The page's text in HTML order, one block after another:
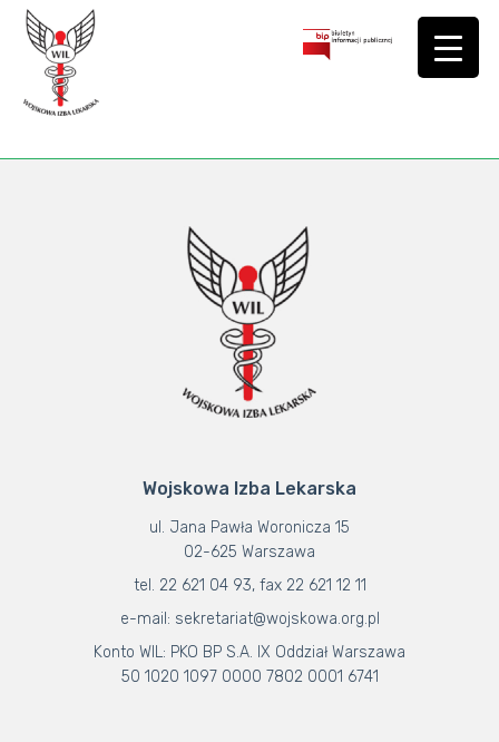
Wojskowa Izba Lekarska
ul. Jana Pawła Woronicza 15
02-625 Warszawa
tel. 22 621 04 93, fax 22 621 12 11
e-mail: sekretariat@wojskowa.org.pl
Konto WIL: PKO BP S.A. IX Oddział Warszawa
50 1020 1097 0000 7802 0001 6741